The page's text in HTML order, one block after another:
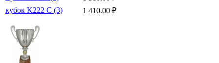
кубок K222 С (3)
1 410.00 ₽